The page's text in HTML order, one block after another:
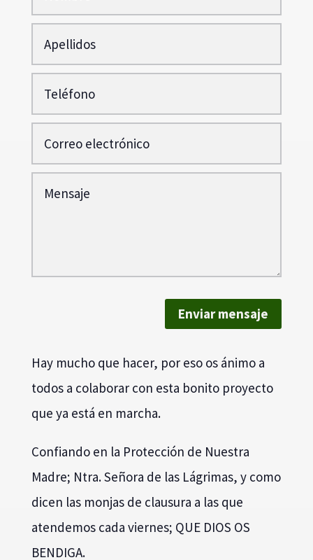
todos a colaborar con esta bonito proyecto
Confiando en la Protección de Nuestra
Madre; Ntra. Señora de las Lágrimas, y como
dicen las monjas de clausura a las que
atendemos cada viernes; QUE DIOS OS
BENDIGA.
rejzu
rcare